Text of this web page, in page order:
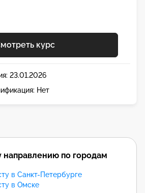
курс
23.01.2026
Нет
направлению по городам
в Санкт-Петербурге
в Омске